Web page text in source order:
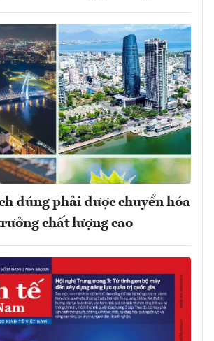
đúng phải được chuyển hóa
chất lượng cao